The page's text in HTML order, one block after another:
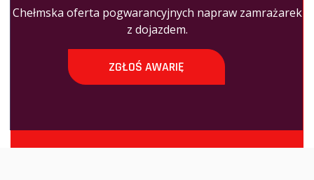
Chełmska oferta pogwarancyjnych napraw zamrażarek
z dojazdem.
ZGŁOŚ AWARIĘ